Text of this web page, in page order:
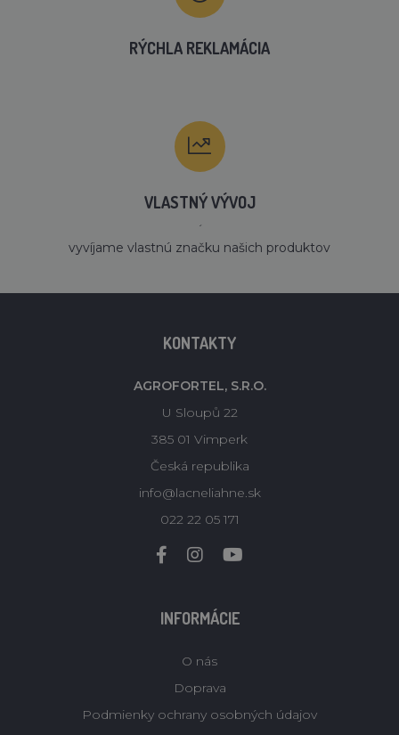
RÝCHLA REKLAMÁCIA
VLASTNÝ VÝVOJ
´
vyvíjame vlastnú značku našich produktov
KONTAKTY
AGROFORTEL, S.R.O.
U Sloupů 22
385 01 Vimperk
Česká republika
info@lacneliahne.sk
022 22 05 171
INFORMÁCIE
O nás
Doprava
Podmienky ochrany osobných údajov